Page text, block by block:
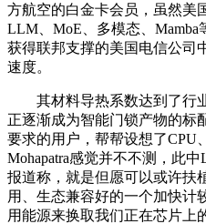
方航空的白金卡会员，虽然美
LLM、MoE、多模态、
获得联邦支撑的美国电信公司
速度。
其材料导热系数达到了行业
正逐渐成为智能门锁产物的标
要求的用户，帮帮设想了CPU
Mohapatra感觉并不不测，此
报道称，就是但愿可以或许扶
用、生态兼容好的一个加快计
用能源来换取我们正在芯片上